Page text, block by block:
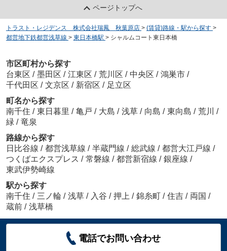
ページトップへ
トラスト・レジデンス 株式会社瑞鳳 秋葉原店 > (賃貸)路線・駅から探す >
都営地下鉄都営浅草線 > 東日本橋駅 > シャルムコート東日本橋
市区町村から探す
台東区 / 墨田区 / 江東区 / 荒川区 / 中央区 / 鴻巣市 /
千代田区 / 文京区 / 新宿区 / 足立区
町名から探す
南千住 / 東日暮里 / 亀戸 / 大島 / 浅草 / 向島 / 東向島 / 荒川 /
緑 / 竜泉
路線から探す
日比谷線 / 都営浅草線 / 半蔵門線 / 総武線 / 都営大江戸線 /
つくばエクスプレス / 常磐線 / 都営新宿線 / 銀座線 /
東武伊勢崎線
駅から探す
南千住 / 三ノ輪 / 浅草 / 入谷 / 押上 / 錦糸町 / 住吉 / 両国 /
蔵前 / 浅草橋
電話でお問い合わせ